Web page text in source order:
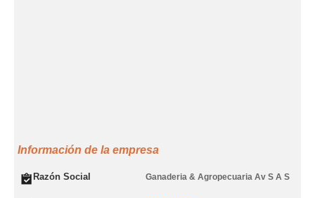
Información de la empresa
Razón Social Ganaderia & Agropecuaria Av S A S